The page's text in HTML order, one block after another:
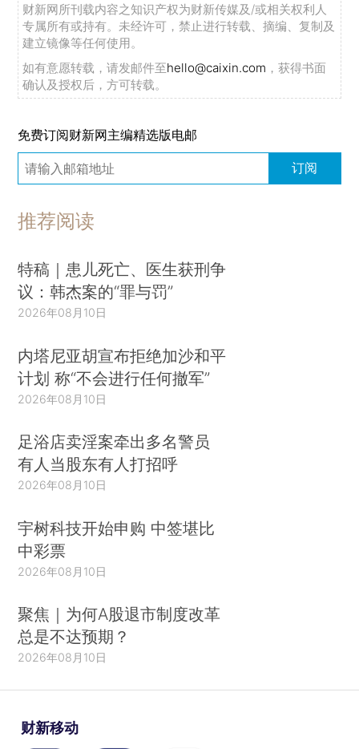
财新网所刊载内容之知识产权为财新传媒及/或相关权利人
专属所有或持有。未经许可，禁止进行转载、摘编、复制及
建立镜像等任何使用。
如有意愿转载，请发邮件至hello@caixin.com ，获得书面
确认及授权后，方可转载。
免费订阅财新网主编精选版电邮
订阅
推荐阅读
特稿｜患儿死亡、医生获刑争
议：韩杰案的“罪与罚”
2026年08月10日
内塔尼亚胡宣布拒绝加沙和平
计划 称“不会进行任何撤军”
2026年08月10日
足浴店卖淫案牵出多名警员
有人当股东有人打招呼
2026年08月10日
宇树科技开始申购 中签堪比
中彩票
2026年08月10日
聚焦｜为何A股退市制度改革
总是不达预期？
2026年08月10日
财新移动